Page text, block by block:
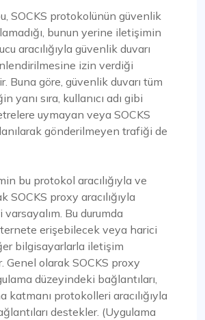
SOCKS protokolünün güvenlik
bunun yerine iletişimin
aracılığıyla güvenlik duvarı
izin verdiği
Buna göre, güvenlik duvarı tüm
yanı sıra, kullanıcı adı gibi
uymayan veya SOCKS
gönderilmeyen trafiği de
bu protokol aracılığıyla ve
SOCKS proxy aracılığıyla
Bu durumda
erişebilecek veya harici
bilgisayarlarla iletişim
Genel olarak SOCKS proxy
düzeyindeki bağlantıları,
katmanı protokolleri aracılığıyla
destekler. (Uygulama